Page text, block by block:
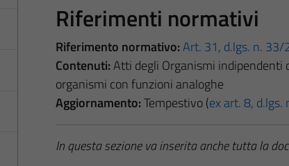
Riferimenti normativi
Riferimento normativo:Art. 31, d.lgs. n. 33/
Contenuti:Atti degli Organismi indipendenti
organismi con funzioni analoghe
Aggiornamento:Tempestivo (ex art. 8,
In questa sezione va inserita anche tutta la